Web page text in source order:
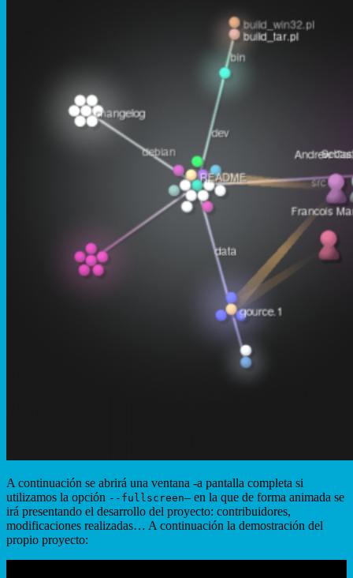
A continuación se abrirá una ventana -a pantalla completa si
utilizamos la opción --fullscreen– en la que de forma animada se
irá presentando el desarrollo del proyecto: contribuidores,
modificaciones realizadas… A continuación la demostración del
propio proyecto: